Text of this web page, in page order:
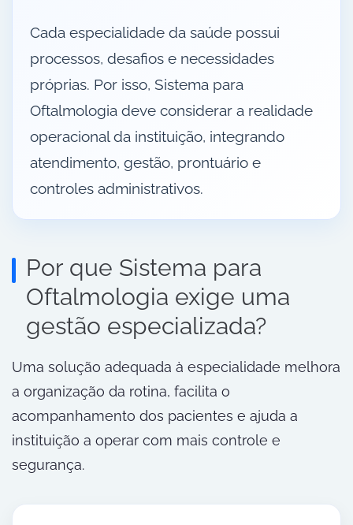
Cada especialidade da saúde possui
processos, desafios e necessidades
próprias. Por isso, Sistema para
Oftalmologia deve considerar a realidade
operacional da instituição, integrando
atendimento, gestão, prontuário e
controles administrativos.
Por que Sistema para
Oftalmologia exige uma
gestão especializada?
Uma solução adequada à especialidade melhora
a organização da rotina, facilita o
acompanhamento dos pacientes e ajuda a
instituição a operar com mais controle e
segurança.